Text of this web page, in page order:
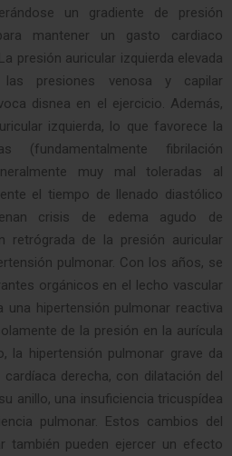
un gradiente de presión
mantener un gasto cardiaco
presión auricular izquierda elevada
presiones venosa y capilar
disnea en el ejercicio. Además,
izquierda, lo que favorece la
(fundamentalmente fibrilación
muy mal toleradas al
el tiempo de llenado diastólico
crisis de edema agudo de
retrógrada de la presión auricular
pulmonar. Con los años, se
orgánicos en el lecho vascular
una hipertensión pulmonar reactiva
de la presión en la aurícula
la hipertensión pulmonar grave da
derecha, con dilatación del
anillo, una insuficiencia tricuspídea
pulmonar. Estos cambios del
también pueden ejercer un efecto